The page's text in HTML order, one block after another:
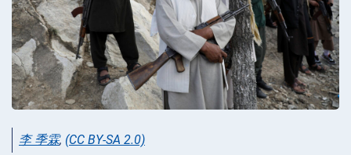
李 季霖, (CC BY-SA 2.0)